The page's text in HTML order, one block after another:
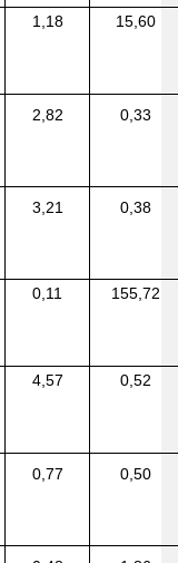
1,18 15,60
2,82 0,33
3,21 0,38
0,11 155,72
4,57 0,52
0,77 0,50